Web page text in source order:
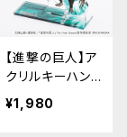
【進撃の巨人】ア
クリルキーハン
ガー（リヴァイ V
S 獣の巨人）
¥1,980